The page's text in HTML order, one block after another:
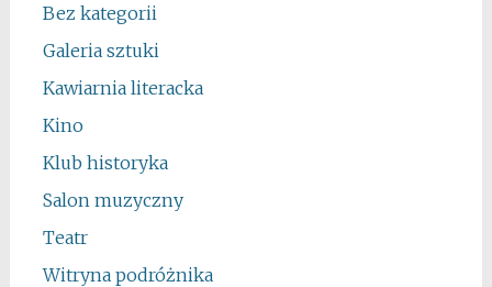
Bez kategorii
Galeria sztuki
Kawiarnia literacka
Kino
Klub historyka
Salon muzyczny
Teatr
Witryna podróżnika